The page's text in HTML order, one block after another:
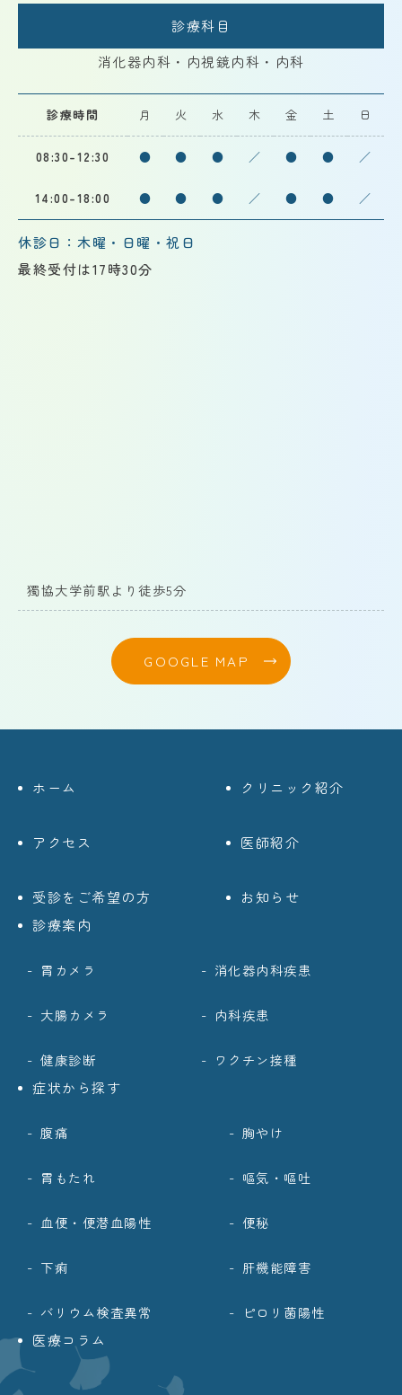
診療科目
消化器内科・内視鏡内科・内科
診療時間 月 火 水 木 金 土 日
08:30-12:30 ● ● ● ／ ● ● ／
14:00-18:00 ● ● ● ／ ● ● ／
休診日：木曜・日曜・祝日
最終受付は17時30分
獨協大学前駅より徒歩5分
GOOGLE MAP
ホーム クリニック紹介
アクセス 医師紹介
受診をご希望の方
お知らせ
診療案内
胃カメラ 消化器内科疾患
大腸カメラ 内科疾患
健康診断
ワクチン接種
症状から探す
腹痛 胸やけ
胃もたれ 嘔気・嘔吐
血便・便潜血陽性 便秘
下痢 肝機能障害
バリウム検査異常
ピロリ菌陽性
医療コラム